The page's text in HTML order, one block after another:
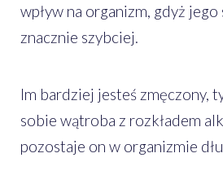
wpływ na organizm, gdyż
znacznie szybciej.
Im bardziej jesteś zmęczony,
sobie wątroba z rozkładem
pozostaje on w organizmie